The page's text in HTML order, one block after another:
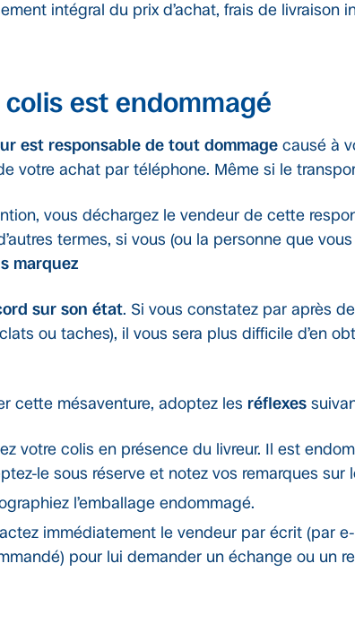
intégral du prix d’achat, frais de livraison
colis est endommagé
est responsable de tout dommage causé à
votre achat par téléphone. Même si le
vous déchargez le vendeur de cette
termes, si vous (ou la personne que
marquez
sur son état. Si vous constatez par après
ou taches), il vous sera plus difficile d’en
cette mésaventure, adoptez les réflexes
votre colis en présence du livreur. Il est
le sous réserve et notez vos remarques sur
l’emballage endommagé.
immédiatement le vendeur par écrit (par
pour lui demander un échange ou un